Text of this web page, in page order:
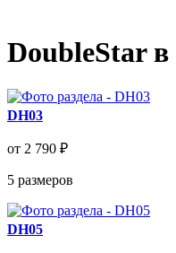
DoubleStar в
DH03
от 2 790 ₽
5 размеров
DH05